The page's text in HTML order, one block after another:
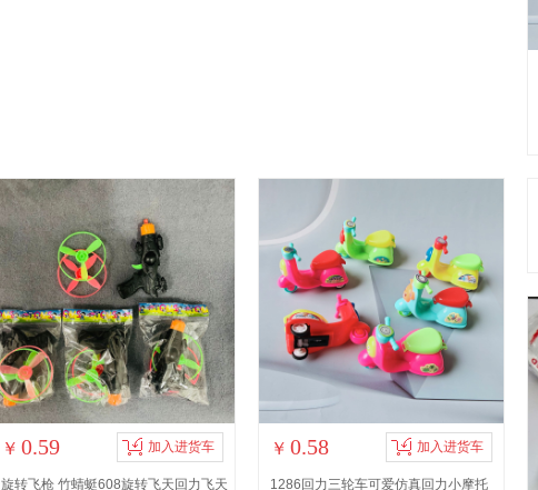
￥ 0.59 加入进货车
旋转飞枪 竹蜻蜓608旋转飞天回力飞天
￥ 0.58 加入进货车
1286回力三轮车可爱仿真回力小摩托